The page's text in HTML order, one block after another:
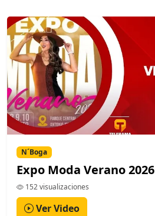
N´Boga
Expo Moda Verano 2026
152 visualizaciones
Ver Video